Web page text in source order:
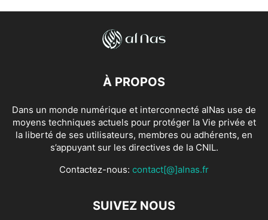
À PROPOS
Dans un monde numérique et interconnecté alNas use de
moyens techniques actuels pour protéger la Vie privée et
la liberté de ses utilisateurs, membres ou adhérents, en
s’appuyant sur les directives de la CNIL.
Contactez-nous: contact[@]alnas.fr
SUIVEZ NOUS